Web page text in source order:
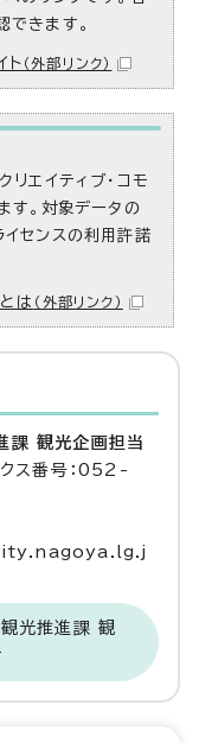
できます。
ト （外部リンク）
リエイティブ・コモ
す。対象データの
センスの利用許諾
は （外部リンク）
課 観光企画担当
番号：052-
光推進課 観